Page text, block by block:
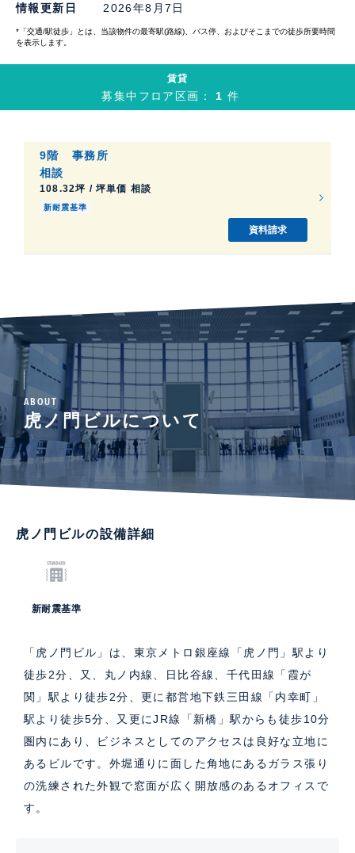
情報更新日 2026年8月7日
*「交通/駅徒歩」とは、当該物件の最寄駅(路線)、バス停、およびそこまでの徒歩所要時間
を表示します。
賃貸
募集中フロア区画： 1件
9階 事務所
相談
108.32坪 / 坪単価 相談
新耐震基準
資料請求
ABOUT
虎ノ門ビルについて
虎ノ門ビルの設備詳細
新耐震基準
「虎ノ門ビル」は、東京メトロ銀座線「虎ノ門」駅より
徒歩2分、又、丸ノ内線、日比谷線、千代田線「霞が
関」駅より徒歩2分、更に都営地下鉄三田線「内幸町」
駅より徒歩5分、又更にJR線「新橋」駅からも徒歩10分
圏内にあり、ビジネスとしてのアクセスは良好な立地に
あるビルです。外堀通りに面した角地にあるガラス張り
の洗練された外観で窓面が広く開放感のあるオフィスで
す。